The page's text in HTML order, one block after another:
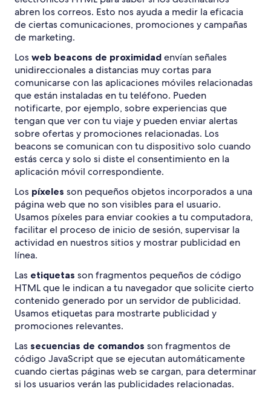
abren los correos. Esto nos ayuda a medir la eficacia
de ciertas comunicaciones, promociones y campañas
de marketing.
Los web beacons de proximidad envían señales
unidireccionales a distancias muy cortas para
comunicarse con las aplicaciones móviles relacionadas
que están instaladas en tu teléfono. Pueden
notificarte, por ejemplo, sobre experiencias que
tengan que ver con tu viaje y pueden enviar alertas
sobre ofertas y promociones relacionadas. Los
beacons se comunican con tu dispositivo solo cuando
estás cerca y solo si diste el consentimiento en la
aplicación móvil correspondiente.
Los píxeles son pequeños objetos incorporados a una
página web que no son visibles para el usuario.
Usamos píxeles para enviar cookies a tu computadora,
facilitar el proceso de inicio de sesión, supervisar la
actividad en nuestros sitios y mostrar publicidad en
línea.
Las etiquetas son fragmentos pequeños de código
HTML que le indican a tu navegador que solicite cierto
contenido generado por un servidor de publicidad.
Usamos etiquetas para mostrarte publicidad y
promociones relevantes.
Las secuencias de comandos son fragmentos de
código JavaScript que se ejecutan automáticamente
cuando ciertas páginas web se cargan, para determinar
si los usuarios verán las publicidades relacionadas.